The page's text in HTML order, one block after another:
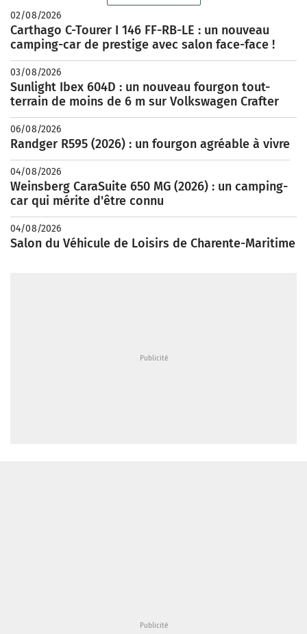
02/08/2026
Carthago C-Tourer I 146 FF-RB-LE : un nouveau
camping-car de prestige avec salon face-face !
03/08/2026
Sunlight Ibex 604D : un nouveau fourgon tout-
terrain de moins de 6 m sur Volkswagen Crafter
06/08/2026
Randger R595 (2026) : un fourgon agréable à vivre
04/08/2026
Weinsberg CaraSuite 650 MG (2026) : un camping-
car qui mérite d'être connu
04/08/2026
Salon du Véhicule de Loisirs de Charente-Maritime